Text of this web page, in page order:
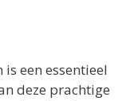
een essentieel
deze prachtige